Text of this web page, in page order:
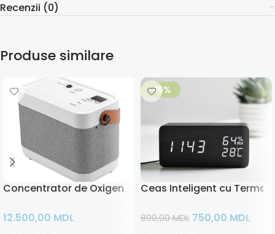
Recenzii (0)
Produse similare
Concentrator de Oxigen Portabil 1–3L
12.500,00 MDL
-16%
Ceas Inteligent cu
890,00MDL 750,00 MDL